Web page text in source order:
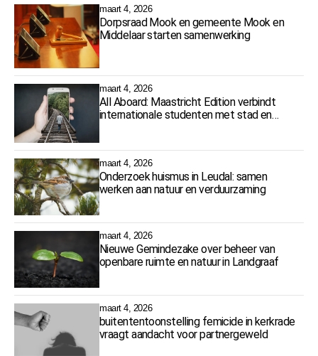
maart 4, 2026
Dorpsraad Mook en gemeente Mook en
Middelaar starten samenwerking
maart 4, 2026
All Aboard: Maastricht Edition verbindt
internationale studenten met stad en
maart 4, 2026
Onderzoek huismus in Leudal: samen
werken aan natuur en verduurzaming
maart 4, 2026
Nieuwe Gemindezake over beheer van
openbare ruimte en natuur in Landgraaf
maart 4, 2026
buitententoonstelling femicide in kerkrade
vraagt aandacht voor partnergeweld